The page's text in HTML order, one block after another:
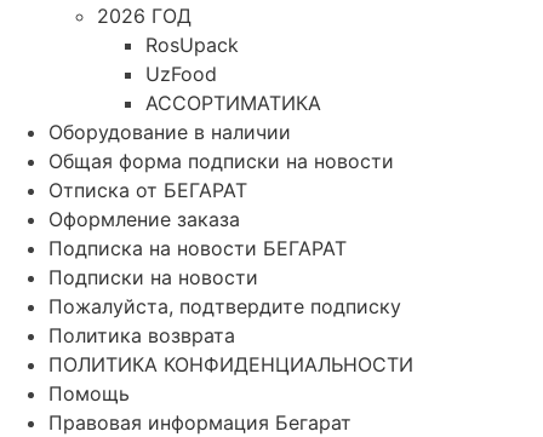
2026 ГОД
RosUpack
UzFood
АССОРТИМАТИКА
Оборудование в наличии
Общая форма подписки на новости
Отписка от БЕГАРАТ
Оформление заказа
Подписка на новости БЕГАРАТ
Подписки на новости
Пожалуйста, подтвердите подписку
Политика возврата
ПОЛИТИКА КОНФИДЕНЦИАЛЬНОСТИ
Помощь
Правовая информация Бегарат